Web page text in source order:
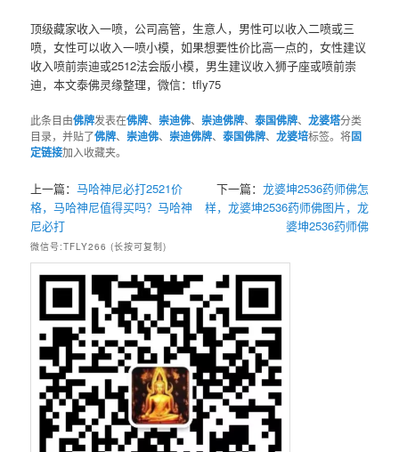
顶级藏家收入一喷，公司高管，生意人，男性可以收入二喷或三
喷，女性可以收入一喷小模，如果想要性价比高一点的，女性建议
收入喷前崇迪或2512法会版小模，男生建议收入狮子座或喷前崇
迪，本文泰佛灵缘整理，微信：tfly75
此条目由佛牌发表在佛牌、 崇迪佛、 崇迪佛牌、泰国佛牌、龙婆塔分类
目录，并贴了佛牌、 崇迪佛、 崇迪佛牌、泰国佛牌、龙婆培标签。将固
定链接加入收藏夹。
上一篇：马哈神尼必打2521价
格，马哈神尼值得买吗？马哈神
尼必打
下一篇： 龙婆坤2536药师佛怎
样，龙婆坤2536药师佛图片，龙
婆坤2536药师佛
微信号:TFLY266 (长按可复制)